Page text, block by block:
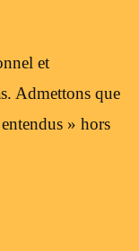
et
Admettons que
» hors